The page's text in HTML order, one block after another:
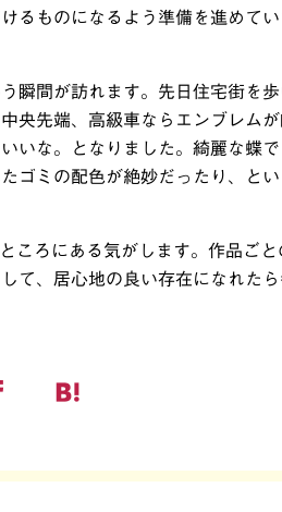
るものになるよう準備を進めてい
瞬間が訪れます。先日住宅街を歩
央先端、高級車ならエンブレム
いな。となりました。綺麗な蝶で
ゴミの配色が絶妙だったり、とい
ころにある気がします。作品ごと
て、居心地の良い存在になれた